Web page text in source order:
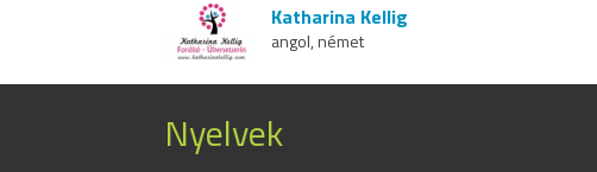
Katharina Kellig
angol, német
Nyelvek